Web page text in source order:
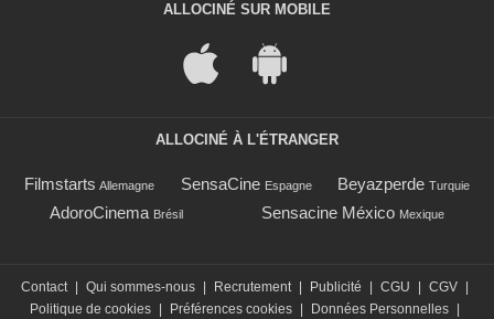
ALLOCINÉ SUR MOBILE
ALLOCINÉ À L'ÉTRANGER
Filmstarts Allemagne SensaCine Espagne Beyazperde Turquie
AdoroCinema Brésil Sensacine México Mexique
Contact Qui sommes-nous Recrutement Publicité CGU CGV
Politique de cookies
Préférences cookies Données Personnelles